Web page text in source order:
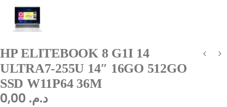
HP ELITEBOOK 8 G1I 14
ULTRA7-255U 14″ 16GO 512GO
SSD W11P64 36M
د.م.